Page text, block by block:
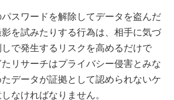
スワードを解除してデータを盗んだ
を試みたりする行為は、相手に気づ
で発生するリスクを高めるだけで
リサーチはプライバシー侵害とみな
データが証拠として認められないケ
なければなりません。